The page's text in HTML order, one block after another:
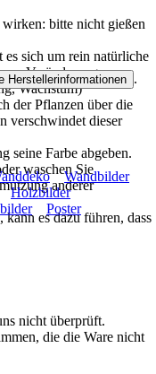
bitte nicht gießen
es sich um rein natürliche
zu Veränderungen
Wachstum)
der Pflanzen über die
verschwindet dieser
seine Farbe abgeben.
waschen Sie
anderer
es dazu führen, dass
Herstellerinformationen .
Wandbilder
Holzbilder
Poster
nicht überprüft.
die die Ware nicht